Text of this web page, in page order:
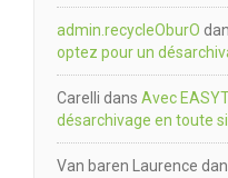
admin.recycleOburO
optez pour un
Carelli dans Avec
désarchivage en toute
Van baren Laurence